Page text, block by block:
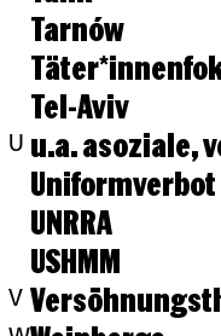
Tarnów
Tel-Aviv
U u.a. asoziale,
Uniformverbot
UNRRA
USHMM
V